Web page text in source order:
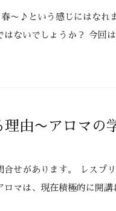
〜♪という感じにはなれ
はないでしょうか？ 今回
由〜アロマの
合せがあります。 レスプ
マは、現在積極的に開講